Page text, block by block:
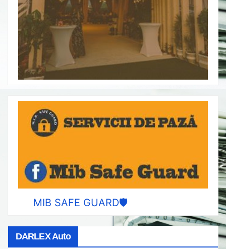
MIB SAFE GUARD🛡️
DARLEX Auto